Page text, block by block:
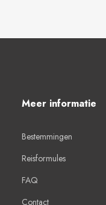
Meer informatie
Bestemmingen
Reisformules
FAQ
Contact